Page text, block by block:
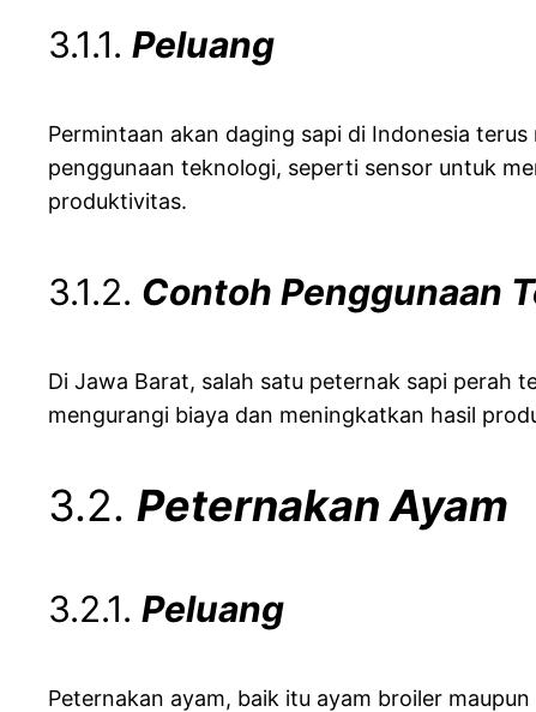
3.1.1. Peluang
Permintaan akan daging sapi di Indonesia
penggunaan teknologi, seperti sensor untuk
produktivitas.
3.1.2. Contoh Penggunaan
Di Jawa Barat, salah satu peternak sapi perah
mengurangi biaya dan meningkatkan hasil
3.2. Peternakan Ayam
3.2.1. Peluang
Peternakan ayam, baik itu ayam broiler